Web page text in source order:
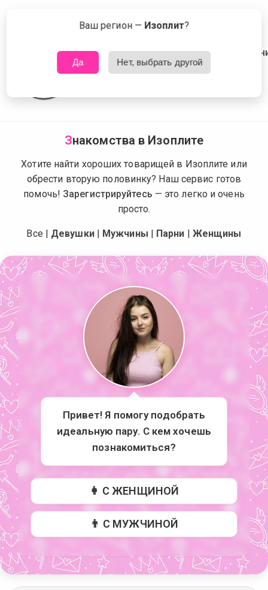
Сейчас знакомятся в Изоплите Что это?
Знакомства в Изоплите
Хотите найти хороших товарищей в Изоплите или
обрести вторую половинку? Наш сервис готов
помочь! Зарегистрируйтесь — это легко и очень
просто.
Все | Девушки| Мужчины | Парни | Женщины
Привет! Я помогу подобрать
идеальную пару. С кем хочешь
познакомиться?
👩 С ЖЕНЩИНОЙ
👨 С МУЖЧИНОЙ
Ваш регион — Изоплит?
Да Нет, выбрать другой